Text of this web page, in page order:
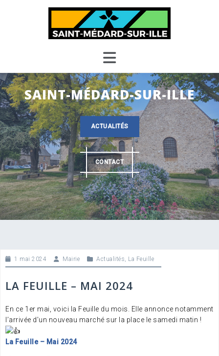
SAINT-MÉDARD-SUR-ILLE
ACTUALITÉS
CONTACT
1 mai 2024 Mairie Actualités, La Feuille
LA FEUILLE – MAI 2024
En ce 1er mai, voici la Feuille du mois. Elle annonce notamment
l’arrivée d’un nouveau marché sur la place le samedi matin !
La Feuille – Mai 2024